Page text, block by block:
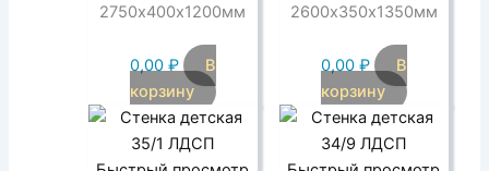
2750х400х1200мм
0,00 ₽
В
корзину
2600х350х1350мм
0,00 ₽
В
корзину